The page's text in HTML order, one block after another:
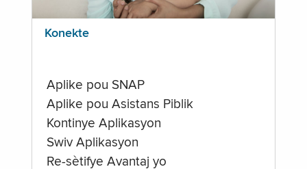
Konekte
Aplike pou SNAP
Aplike pou Asistans Piblik
Kontinye Aplikasyon
Swiv Aplikasyon
Re-sètifye Avantaj yo